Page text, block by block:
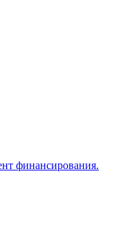
финансирования.